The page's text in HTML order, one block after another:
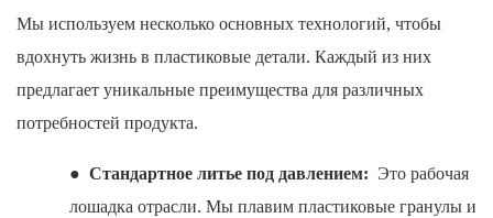
Мы используем несколько основных технологий, чтобы
вдохнуть жизнь в пластиковые детали. Каждый из них
предлагает уникальные преимущества для различных
потребностей продукта.
● Стандартное литье под давлением: Это рабочая
лошадка отрасли. Мы плавим пластиковые гранулы и